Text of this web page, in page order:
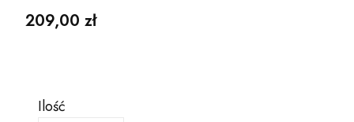
Cena
209,00 zł
Ilość